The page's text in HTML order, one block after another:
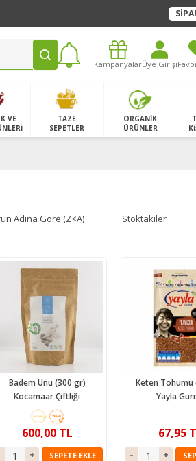
KampanyalarÜye Girişi
VE
TAZE
SEPETLER
ORGANİK
ÜRÜNLER
Adına Göre (Z<A) Stoktakiler
Badem Unu (300 gr)
Kocamaar Çiftliği
600,00 TL
SEPETE EKLE
Keten Tohumu
Yayla
67,95